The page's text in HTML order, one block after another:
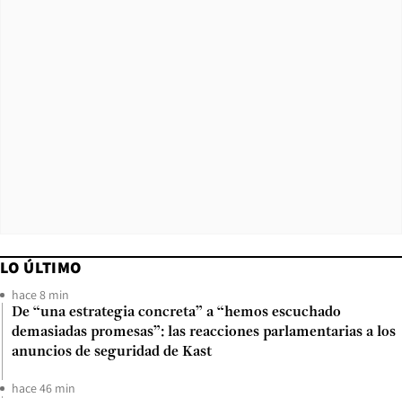
LO ÚLTIMO
hace 8 min
De “una estrategia concreta” a “hemos escuchado
demasiadas promesas”: las reacciones parlamentarias a los
anuncios de seguridad de Kast
hace 46 min